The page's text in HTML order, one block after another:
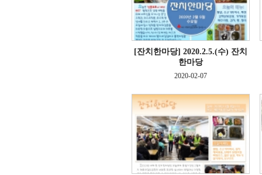
[잔치한마당] 2020.2.5.(수) 잔치
한마당
2020-02-07